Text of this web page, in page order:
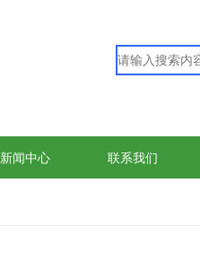
新闻中心 联系我们